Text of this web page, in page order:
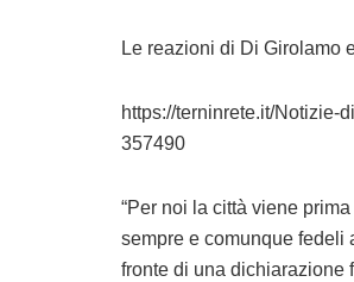
Le reazioni di Di Girolamo
https://terninrete.it/Notizie-
357490
“Per noi la città viene
sempre e comunque fedeli
fronte di una dichiarazione